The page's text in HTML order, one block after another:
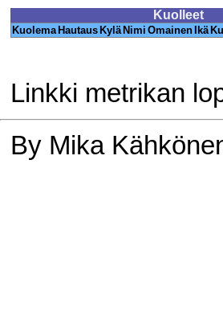
Kuolleet
Kuolema Hautaus Kylä Nimi Omainen Ikä
Linkki metrikan
By Mika